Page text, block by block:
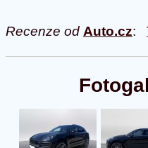
Recenze od Auto.cz: